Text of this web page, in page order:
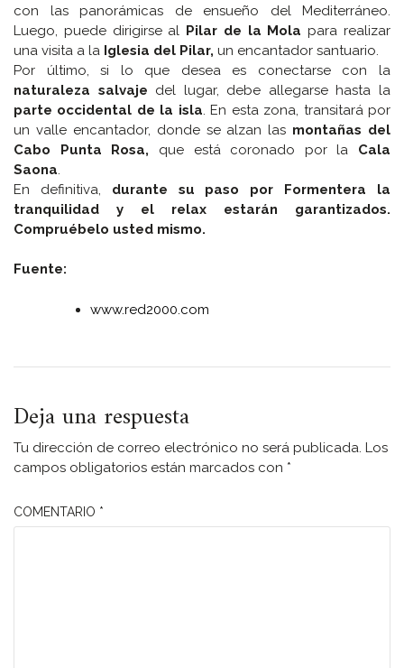
con las panorámicas de ensueño del Mediterráneo.
Luego, puede dirigirse al Pilar de la Mola para realizar
una visita a la Iglesia del Pilar, un encantador santuario.
Por último, si lo que desea es conectarse con la
naturaleza salvaje del lugar, debe allegarse hasta la
parte occidental de la isla. En esta zona, transitará por
un valle encantador, donde se alzan las montañas del
Cabo Punta Rosa, que está coronado por la Cala
Saona.
En definitiva, durante su paso por Formentera la
tranquilidad y el relax estarán garantizados.
Compruébelo usted mismo.
Fuente:
www.red2000.com
Deja una respuesta
Tu dirección de correo electrónico no será publicada. Los
campos obligatorios están marcados con *
COMENTARIO *